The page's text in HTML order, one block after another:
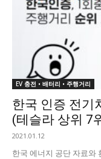
EV 충전 • 배터리 • 주행거리
한국 인증 전기
(테슬라 상위 7
2021.01.12
한국 에너지 공단 자료와